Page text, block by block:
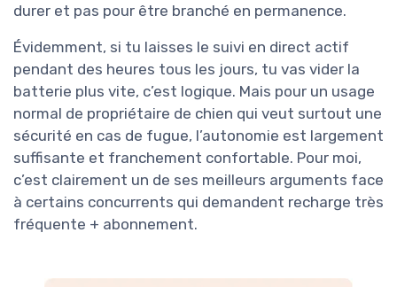
durer et pas pour être branché en permanence.
Évidemment, si tu laisses le suivi en direct actif
pendant des heures tous les jours, tu vas vider la
batterie plus vite, c’est logique. Mais pour un usage
normal de propriétaire de chien qui veut surtout une
sécurité en cas de fugue, l’autonomie est largement
suffisante et franchement confortable. Pour moi,
c’est clairement un de ses meilleurs arguments face
à certains concurrents qui demandent recharge très
fréquente + abonnement.